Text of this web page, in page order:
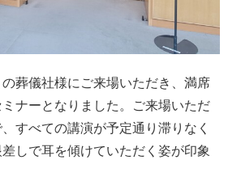
葬儀社様にご来場いただき、満席
ナーとなりました。ご来場いただ
すべての講演が予定通り滞りなく
しで耳を傾けていただく姿が印象